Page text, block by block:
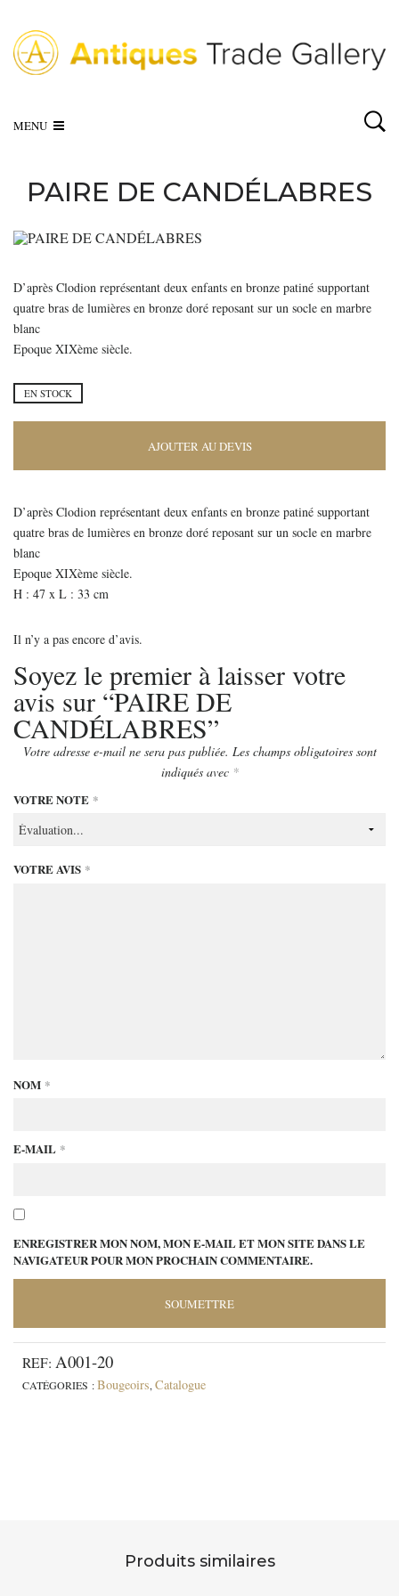
MENU
PAIRE DE CANDÉLABRES
D’après Clodion représentant deux enfants en bronze patiné supportant
quatre bras de lumières en bronze doré reposant sur un socle en marbre
blanc
Epoque XIXème siècle.
EN STOCK
AJOUTER AU DEVIS
D’après Clodion représentant deux enfants en bronze patiné supportant
quatre bras de lumières en bronze doré reposant sur un socle en marbre
blanc
Epoque XIXème siècle.
H : 47 x L : 33 cm
Il n’y a pas encore d’avis.
Soyez le premier à laisser votre
avis sur “PAIRE DE
CANDÉLABRES”
Votre adresse e-mail ne sera pas publiée. Les champs obligatoires sont
indiqués avec *
VOTRE NOTE *
VOTRE AVIS *
NOM *
E-MAIL *
ENREGISTRER MON NOM, MON E-MAIL ET MON SITE DANS LE
NAVIGATEUR POUR MON PROCHAIN COMMENTAIRE.
REF: A001-20
CATÉGORIES :Bougeoirs,Catalogue
Produits similaires